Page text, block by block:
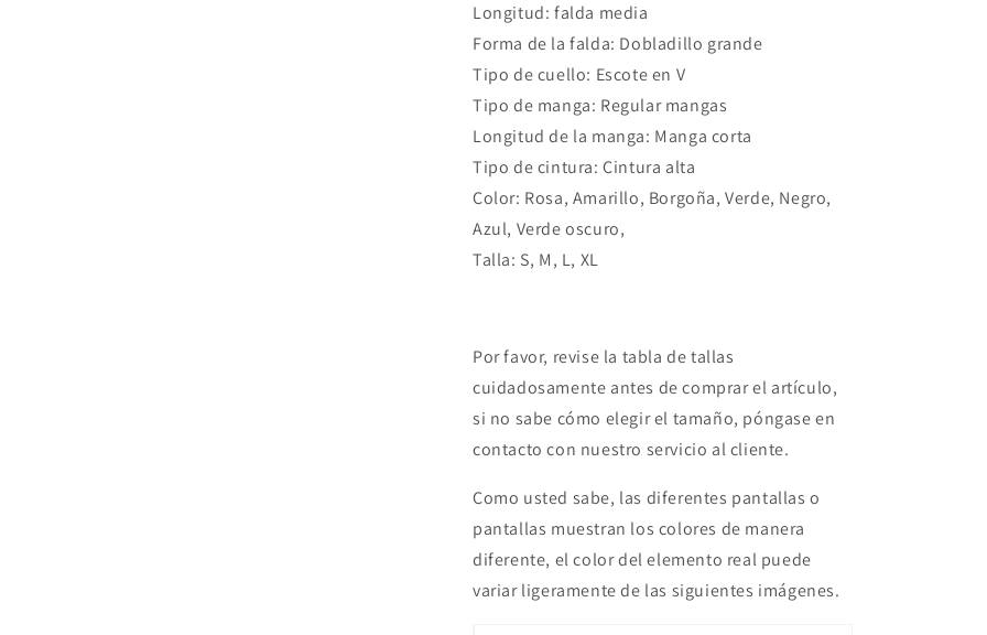
Longitud: falda media
Forma de la falda: Dobladillo grande
Tipo de cuello: Escote en V
Tipo de manga: Regular mangas
Longitud de la manga: Manga corta
Tipo de cintura: Cintura alta
Color: Rosa, Amarillo, Borgoña, Verde, Negro,
Azul, Verde oscuro,
Talla: S, M, L, XL
Por favor, revise la tabla de tallas
cuidadosamente antes de comprar el artículo,
si no sabe cómo elegir el tamaño, póngase en
contacto con nuestro servicio al cliente.
Como usted sabe, las diferentes pantallas o
pantallas muestran los colores de manera
diferente, el color del elemento real puede
variar ligeramente de las siguientes imágenes.